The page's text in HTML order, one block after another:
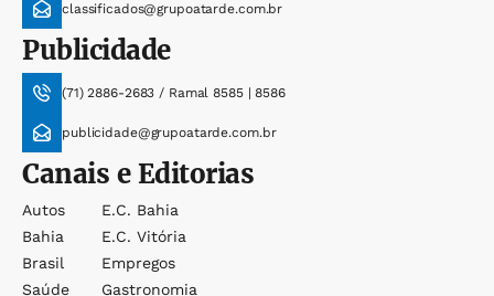
classificados@grupoatarde.com.br
Publicidade
(71) 2886-2683 / Ramal 8585 | 8586
publicidade@grupoatarde.com.br
Canais e Editorias
Autos
Bahia
Brasil
Saúde
E.c. Bahia
E.c. Vitória
Empregos
Gastronomia